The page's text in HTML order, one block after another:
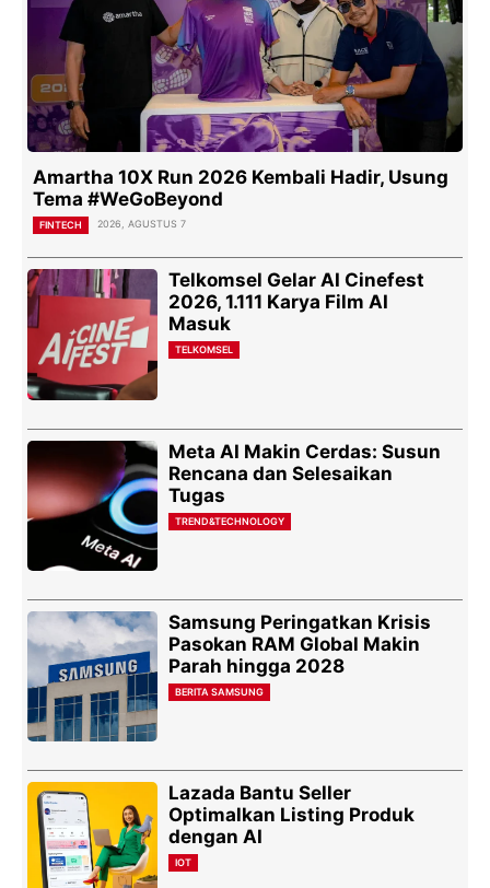
Amartha 10X Run 2026 Kembali Hadir, Usung
Tema #WeGoBeyond
FINTECH 2026, AGUSTUS 7
Telkomsel Gelar AI Cinefest
2026, 1.111 Karya Film AI
Masuk
TELKOMSEL
Meta AI Makin Cerdas: Susun
Rencana dan Selesaikan
Tugas
TREND&TECHNOLOGY
Samsung Peringatkan Krisis
Pasokan RAM Global Makin
Parah hingga 2028
BERITA SAMSUNG
Lazada Bantu Seller
Optimalkan Listing Produk
dengan AI
IOT